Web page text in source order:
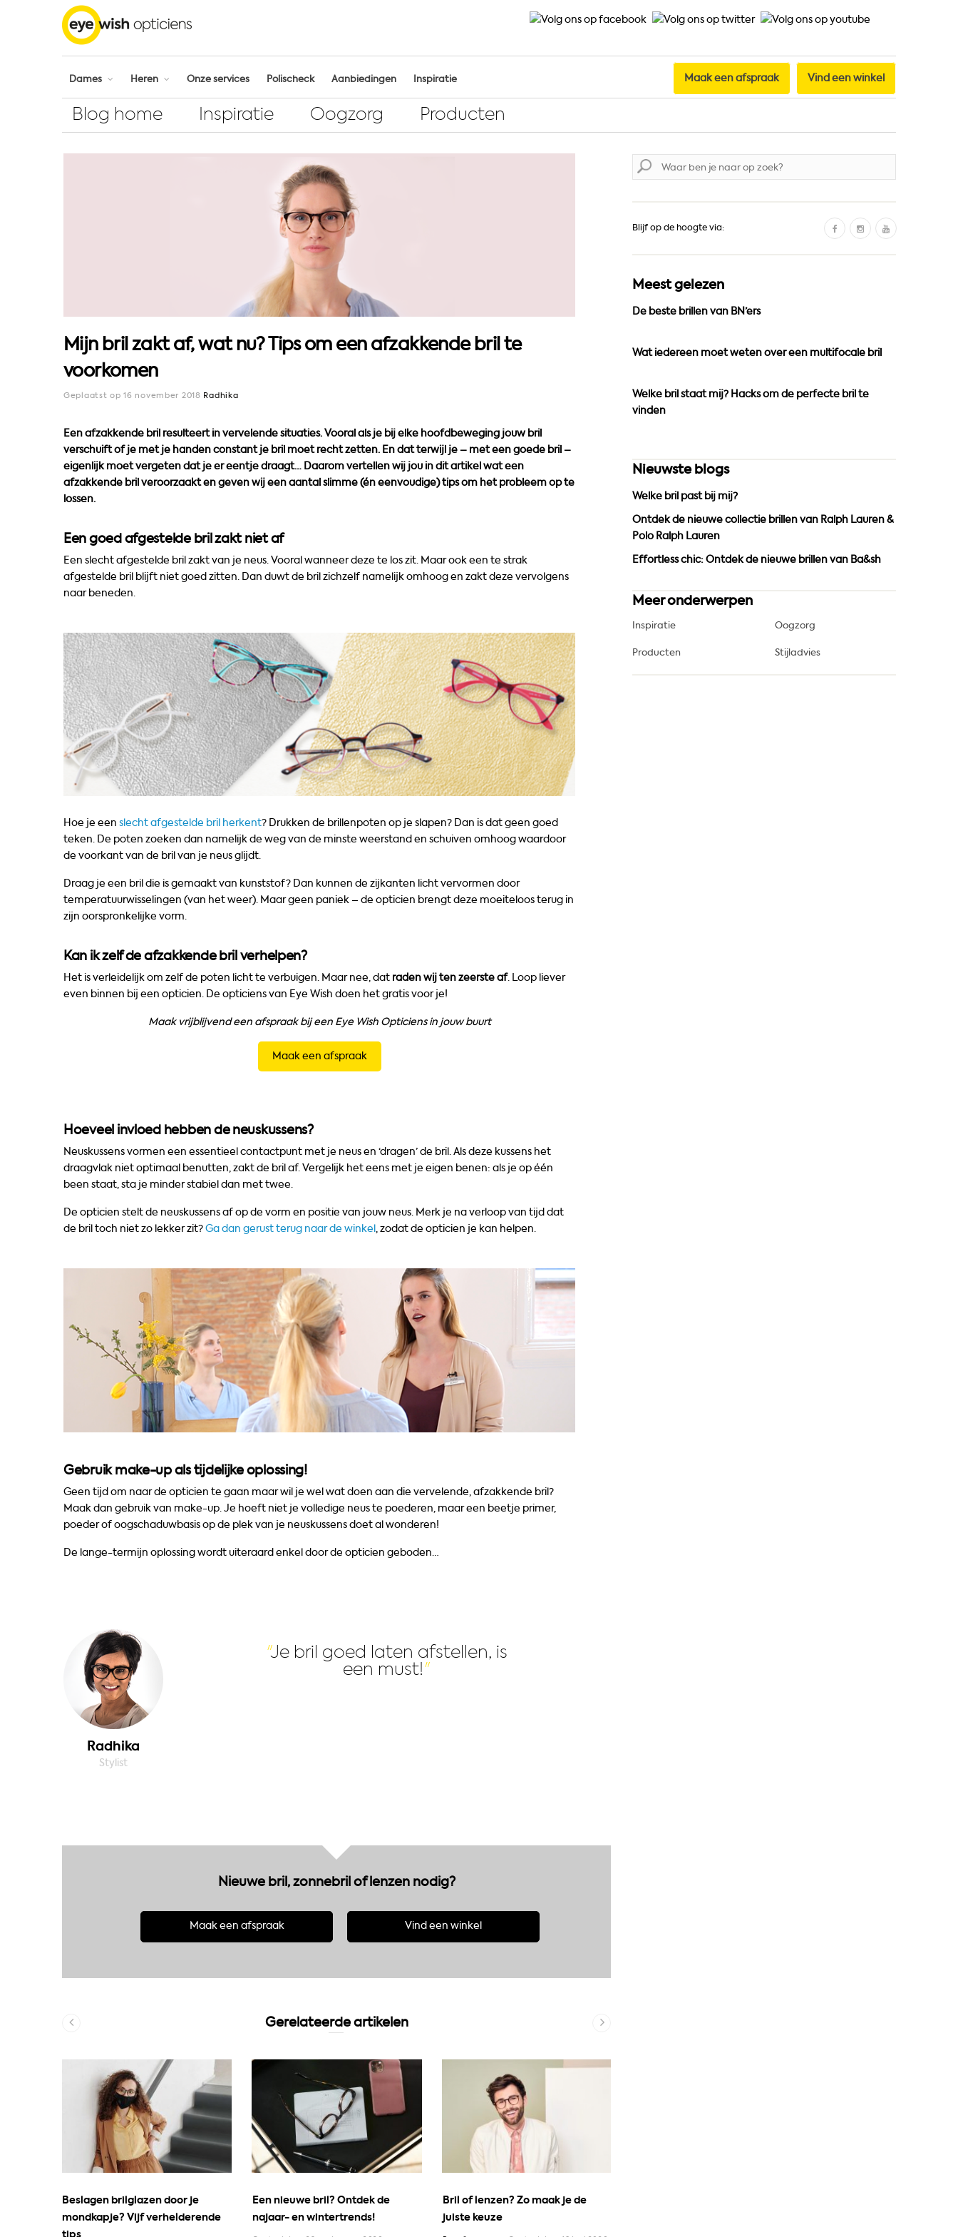
Dames Heren Onze services Polischeck Aanbiedingen Inspiratie Maak een afspraak Vind een winkel
Blog home Inspiratie Oogzorg Producten
Mijn bril zakt af, wat nu? Tips om een afzakkende bril te
voorkomen
Geplaatst op 16 november 2018 Radhika
Een afzakkende bril resulteert in vervelende situaties. Vooral als je bij elke hoofdbeweging jouw bril
verschuift of je met je handen constant je bril moet recht zetten. En dat terwijl je – met een goede bril –
eigenlijk moet vergeten dat je er eentje draagt… Daarom vertellen wij jou in dit artikel wat een
afzakkende bril veroorzaakt en geven wij een aantal slimme (én eenvoudige) tips om het probleem op te
lossen.
Een goed afgestelde bril zakt niet af
Een slecht afgestelde bril zakt van je neus. Vooral wanneer deze te los zit. Maar ook een te strak
afgestelde bril blijft niet goed zitten. Dan duwt de bril zichzelf namelijk omhoog en zakt deze vervolgens
naar beneden.
Hoe je een slecht afgestelde bril herkent? Drukken de brillenpoten op je slapen? Dan is dat geen goed
teken. De poten zoeken dan namelijk de weg van de minste weerstand en schuiven omhoog waardoor
de voorkant van de bril van je neus glijdt.
Draag je een bril die is gemaakt van kunststof? Dan kunnen de zijkanten licht vervormen door
temperatuurwisselingen (van het weer). Maar geen paniek – de opticien brengt deze moeiteloos terug in
zijn oorspronkelijke vorm.
Kan ik zelf de afzakkende bril verhelpen?
Het is verleidelijk om zelf de poten licht te verbuigen. Maar nee, dat raden wij ten zeerste af. Loop liever
even binnen bij een opticien. De opticiens van Eye Wish doen het gratis voor je!
Maak vrijblijvend een afspraak bij een Eye Wish Opticiens in jouw buurt
Maak een afspraak
Hoeveel invloed hebben de neuskussens?
Neuskussens vormen een essentieel contactpunt met je neus en ‘dragen’ de bril. Als deze kussens het
draagvlak niet optimaal benutten, zakt de bril af. Vergelijk het eens met je eigen benen: als je op één
been staat, sta je minder stabiel dan met twee.
De opticien stelt de neuskussens af op de vorm en positie van jouw neus. Merk je na verloop van tijd dat
de bril toch niet zo lekker zit?Ga dan gerust terug naar de winkel, zodat de opticien je kan helpen.
Gebruik make-up als tijdelijke oplossing!
Geen tijd om naar de opticien te gaan maar wil je wel wat doen aan die vervelende, afzakkende bril?
Maak dan gebruik van make-up. Je hoeft niet je volledige neus te poederen, maar een beetje primer,
poeder of oogschaduwbasis op de plek van je neuskussens doet al wonderen!
De lange-termijn oplossing wordt uiteraard enkel door de opticien geboden…
Radhika
Stylist
Je bril goed laten afstellen, is
een must!
Nieuwe bril, zonnebril of lenzen nodig?
Maak een afspraak Vind een winkel
Gerelateerde artikelen
Beslagen brilglazen door je
mondkapje? Vijf verhelderende
tips
Een nieuwe bril? Ontdek de
najaar- en wintertrends!
Bril of lenzen? Zo maak je de
juiste keuze
Zoek
naar:
Blijf op de hoogte via:
F
a
I
n
m
Y
o
Meest gelezen
De beste brillen van BN’ers
Wat iedereen moet weten over een multifocale bril
Welke bril staat mij? Hacks om de perfecte bril te
vinden
Nieuwste blogs
Welke bril past bij mij?
Ontdek de nieuwe collectie brillen van Ralph Lauren &
Polo Ralph Lauren
Effortless chic: Ontdek de nieuwe brillen van Ba&sh
Meer onderwerpen
Inspiratie Oogzorg
Producten Stijladvies